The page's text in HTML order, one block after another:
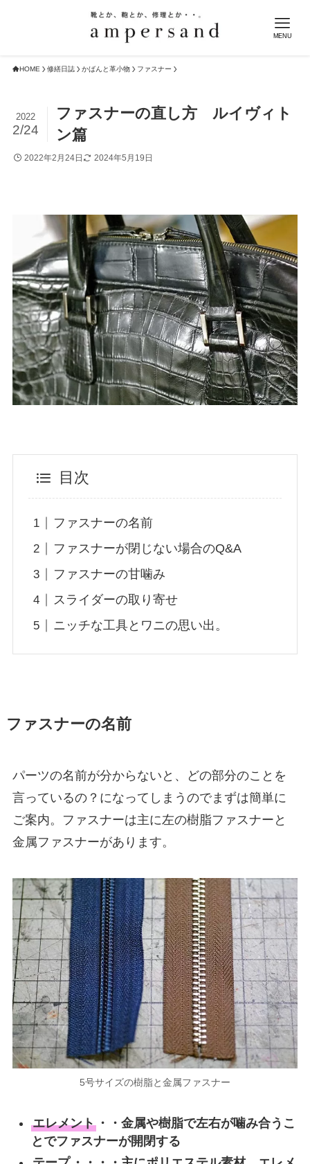
MENU
HOME 修繕日誌 かばんと革小物 ファスナー
ファスナーの直し方 ルイヴィト
ン篇
2022
2/24
2022年2月24日 2024年5月19日
目次
ファスナーの名前
ファスナーが閉じない場合のQ&A
ファスナーの甘噛み
スライダーの取り寄せ
ニッチな工具とワニの思い出。
ファスナーの名前
パーツの名前が分からないと、どの部分のことを
言っているの？になってしまうのでまずは簡単に
ご案内。ファスナーは主に左の樹脂ファスナーと
金属ファスナーがあります。
5号サイズの樹脂と金属ファスナー
エレメント・・金属や樹脂で左右が噛み合うこ
とでファスナーが開閉する